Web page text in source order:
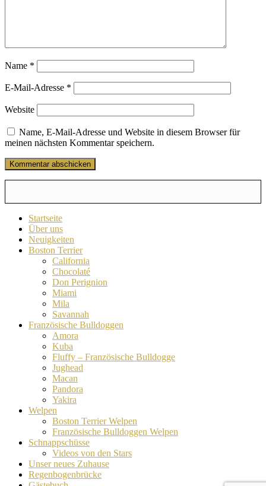
Name *
E-Mail-Adresse *
Website
Name, E-Mail-Adresse und Website in diesem Browser für
meinen nächsten Kommentar speichern.
Startseite
Über uns
Neuigkeiten
Boston Terrier
California
Chocolaté
Don Perignion
Miami
Mila
Savannah
Französische Bulldoggen
Amora
Kuba
Fluffy – Französische Bulldogge
Jughead
Macan
Pandora
Yakira
Welpen
Boston Terrier Welpen
Französische Bulldoggen Welpen
Schnappschüsse
Videos von den Stars
Unser neues Zuhause
Regenbogenbrücke